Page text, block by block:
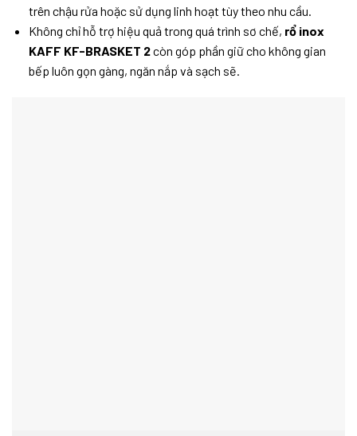
trên chậu rửa hoặc sử dụng linh hoạt tùy theo nhu cầu.
Không chỉ hỗ trợ hiệu quả trong quá trình sơ chế, rổ inox
KAFF KF-BRASKET 2còn góp phần giữ cho không gian
bếp luôn gọn gàng, ngăn nắp và sạch sẽ.